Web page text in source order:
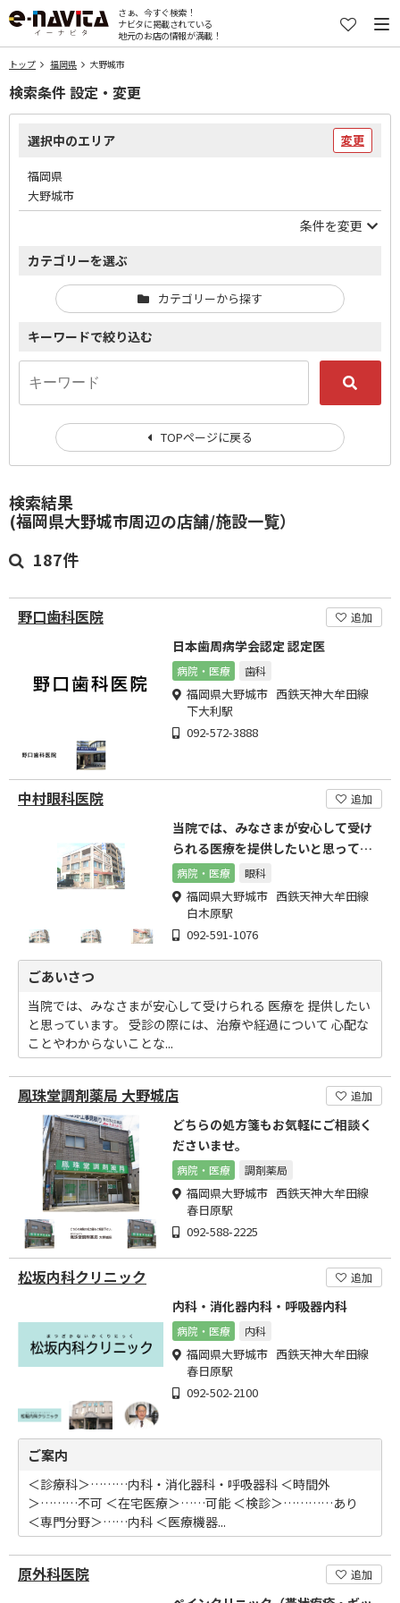
さぁ、今すぐ検索！
ナビタに掲載されている
地元のお店の情報が満載！
トップ 福岡県 大野城市
検索結果
(福岡県大野城市周辺の店舗/施設一覧）
187件
野口歯科医院 追加
日本歯周病学会認定 認定医
病院・医療 歯科
福岡県大野城市 西鉄天神大牟田線
下大利駅
092-572-3888
中村眼科医院 追加
当院では、みなさまが安心して受け
られる医療を提供したいと思ってい
ます。
病院・医療 眼科
福岡県大野城市 西鉄天神大牟田線
白木原駅
092-591-1076
ごあいさつ
当院では、みなさまが安心して受けられる 医療を 提供したい
と思っています。 受診の際には、治療や経過について 心配な
ことやわからないことな...
鳳珠堂調剤薬局 大野城店 追加
どちらの処方箋もお気軽にご相談く
ださいませ。
病院・医療 調剤薬局
福岡県大野城市 西鉄天神大牟田線
春日原駅
092-588-2225
松坂内科クリニック 追加
内科・消化器内科・呼吸器内科
病院・医療 内科
福岡県大野城市 西鉄天神大牟田線
春日原駅
092-502-2100
ご案内
＜診療科＞………内科・消化器科・呼吸器科 ＜時間外
＞………不可 ＜在宅医療＞……可能 ＜検診＞…………あり
＜専門分野＞……内科 ＜医療機器...
原外科医院 追加
検索条件 設定・変更
選択中のエリア 変更
福岡県
大野城市
条件を変更
カテゴリーを選ぶ
カテゴリーから探す
キーワードで絞り込む
TOPページに戻る